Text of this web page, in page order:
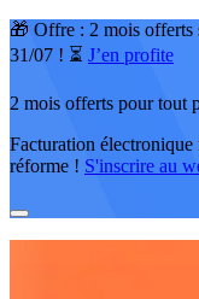
🎁 Offre : 2 mois offerts
31/07 ! ⏳ J’en profite
2 mois offerts pour tout
Facturation électronique
réforme ! S'inscrire au